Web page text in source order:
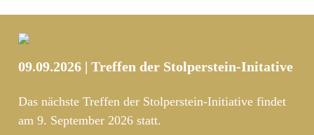
09.09.2026 | Treffen der Stolperstein-Initative
Das nächste Treffen der Stolperstein-Initiative findet
am 9. September 2026 statt.